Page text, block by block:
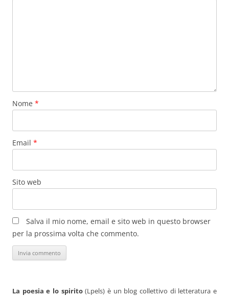
Nome *
Email *
Sito web
Salva il mio nome, email e sito web in questo browser
per la prossima volta che commento.
La poesia e lo spirito(Lpels) è un blog collettivo di letteratura e